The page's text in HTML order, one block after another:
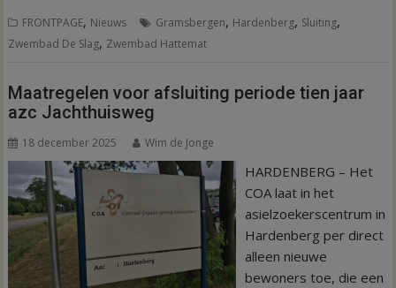
FRONTPAGE, Nieuws Gramsbergen, Hardenberg, Sluiting,
Zwembad De Slag, Zwembad Hattemat
Maatregelen voor afsluiting periode tien jaar
azc Jachthuisweg
18 december 2025 Wim de Jonge
HARDENBERG – Het
COA laat in het
asielzoekerscentrum in
Hardenberg per direct
alleen nieuwe
bewoners toe, die een